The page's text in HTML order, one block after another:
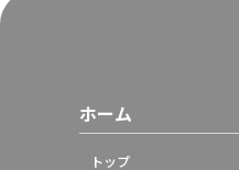
ホーム
トップ